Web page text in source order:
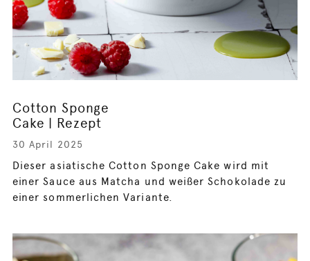
Cotton Sponge
Cake | Rezept
30 April 2025
Dieser asiatische Cotton Sponge Cake wird mit
einer Sauce aus Matcha und weißer Schokolade zu
einer sommerlichen Variante.